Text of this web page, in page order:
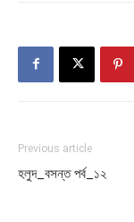
Previous article
হলুদ_বসন্ত পর্ব_১২